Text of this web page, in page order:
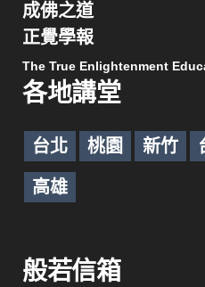
成佛之道
正覺學報
The True Enlightenment
各地講堂
台北 桃園 新竹
高雄
般若信箱